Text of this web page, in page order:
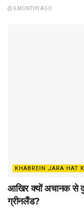
6 MONTHS AGO
KHABREIN JARA HAT
आखिर क्यों अचानक से
ग्रीनलैंड?